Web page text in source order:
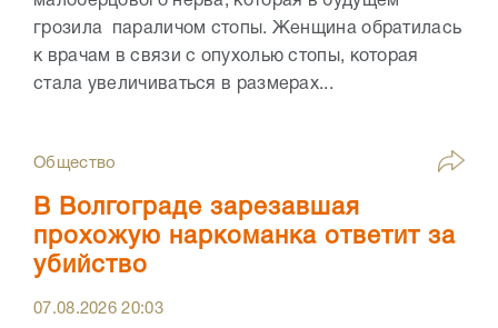
грозила параличом стопы. Женщина обратилась
к врачам в связи с опухолью стопы, которая
стала увеличиваться в размерах...
Общество
В Волгограде зарезавшая
прохожую наркоманка ответит за
убийство
07.08.202620:03